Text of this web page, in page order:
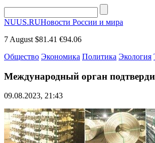
NUUS.RUНовости России и мира
7 August $81.41 €94.06
Общество Экономика Политика Экология
Международный орган
09.08.2023, 21:43